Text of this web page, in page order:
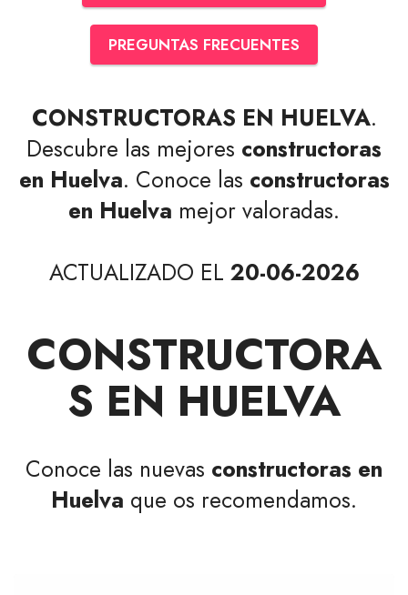
PREGUNTAS FRECUENTES
CONSTRUCTORAS EN HUELVA.
Descubre las mejores constructoras
en Huelva. Conoce las constructoras
en Huelva mejor valoradas.
ACTUALIZADO EL 20-06-2026
CONSTRUCTORA
S EN HUELVA
Conoce las nuevas constructoras en
Huelva que os recomendamos.